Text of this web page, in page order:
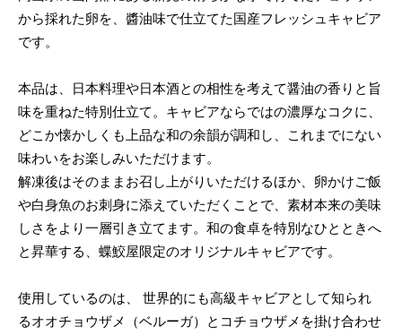
から採れた卵を、醬油味で仕立てた国産フレッシュキャビア
です。
本品は、日本料理や日本酒との相性を考えて醤油の香りと旨
味を重ねた特別仕立て。キャビアならではの濃厚なコクに、
どこか懐かしくも上品な和の余韻が調和し、これまでにない
味わいをお楽しみいただけます。
解凍後はそのままお召し上がりいただけるほか、卵かけご飯
や白身魚のお刺身に添えていただくことで、素材本来の美味
しさをより一層引き立てます。和の食卓を特別なひとときへ
と昇華する、蝶鮫屋限定のオリジナルキャビアです。
使用しているのは、 世界的にも高級キャビアとして知られ
るオオチョウザメ（ベルーガ）とコチョウザメを掛け合わせ